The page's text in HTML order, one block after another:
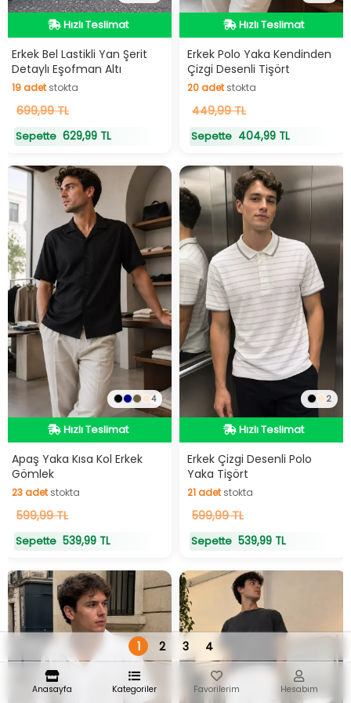
Hızlı Teslimat
Hızlı Teslimat
Erkek Bel Lastikli Yan Şerit
Detaylı Eşofman Altı
19adetstokta
19adetstokta
699,99 TL
Sepette 629,99 TL
Hızlı Teslimat
Hızlı Teslimat
Erkek Polo Yaka Kendinden
Çizgi Desenli Tişört
20adetstokta
20adetstokta
449,99 TL
Sepette 404,99 TL
4
Hızlı Teslimat
Hızlı Teslimat
Apaş Yaka Kısa Kol Erkek
Gömlek
23adetstokta
23adetstokta
599,99 TL
Sepette 539,99 TL
2
Hızlı Teslimat
Hızlı Teslimat
Erkek Çizgi Desenli Polo
Yaka Tişört
21adetstokta
21adetstokta
599,99 TL
Sepette 539,99 TL
1 2 3 4
Anasayfa Kategoriler Favorilerim Hesabım